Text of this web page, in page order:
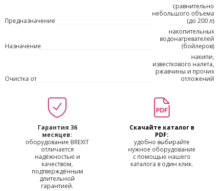
Предназначение
сравнительно
небольшого объема
(до 200 л)
Назначение
накопительных
водонагревателей
(бойлеров)
Очистка от
накипи,
известкового налета,
ржавчины и прочих
отложений
Гарантия 36
месяцев:
оборудование BREXIT
отличается
надёжностью и
качеством,
подтверждённым
длительной
гарантией.
Скачайте каталог в
PDF:
удобно выбирайте
нужное оборудование
с помощью нашего
каталога в один клик.